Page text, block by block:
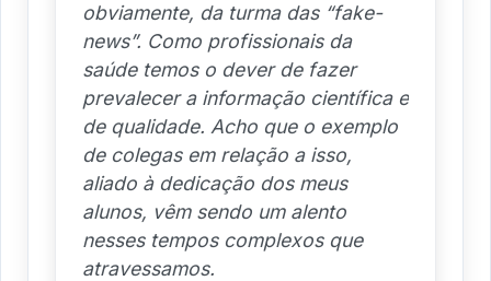
obviamente, da turma das “fake-
news”. Como profissionais da
saúde temos o dever de fazer
prevalecer a informação científica e
de qualidade. Acho que o exemplo
de colegas em relação a isso,
aliado à dedicação dos meus
alunos, vêm sendo um alento
nesses tempos complexos que
atravessamos.